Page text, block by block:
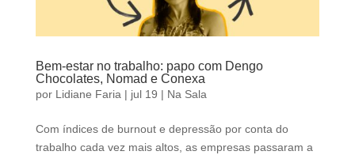
Bem-estar no trabalho: papo com Dengo
Chocolates, Nomad e Conexa
por Lidiane Faria| jul 19 | Na Sala
Com índices de burnout e depressão por conta do
trabalho cada vez mais altos, as empresas passaram a